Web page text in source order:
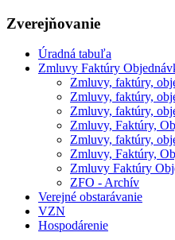
Zverejňovanie
Úradná tabuľa
Zmluvy Faktúry
Zmluvy, faktúry,
Zmluvy, faktúry,
Zmluvy, faktúry,
Zmluvy, Faktúry,
Zmluvy, faktúry,
Zmluvy, Faktúry,
Zmluvy Faktúry
ZFO - Archív
Verejné obstarávanie
VZN
Hospodárenie